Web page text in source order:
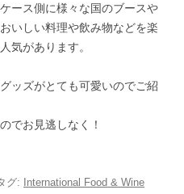
ース側に様々な国のブースや
いしい料理や飲み物などを楽
気があります。
ッズがとても可愛いのでご紹
でお見逃しなく！
グ: International Food & Wine